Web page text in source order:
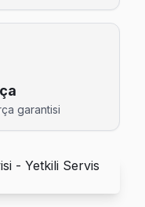
hattımız günlük
şeffaf çalışıyoruz:
garantisi